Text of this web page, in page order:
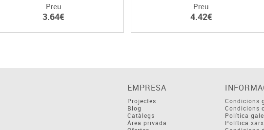
Preu
3.64€
Preu
4.42€
EMPRESA
Projectes
Blog
Catàlegs
Àrea privada
Condicions
Condicions
Política
Política